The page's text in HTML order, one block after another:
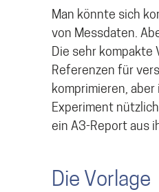
Man könnte sich
von Messdaten.
Die sehr kompakte
Referenzen für
komprimieren,
Experiment
ein A3-Report aus
Die Vorlage